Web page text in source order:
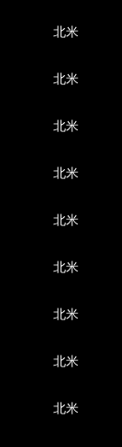
北米
北米
北米
北米
北米
北米
北米
北米
北米